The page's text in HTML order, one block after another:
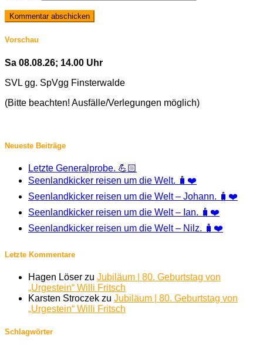
Vorschau
Sa 08.08.26; 14.00 Uhr
SVL gg. SpVgg Finsterwalde
(Bitte beachten! Ausfälle/Verlegungen möglich)
Neueste Beiträge
Letzte Generalprobe. 💪🏻
Seenlandkicker reisen um die Welt. 🧳❤️
Seenlandkicker reisen um die Welt – Johann. 🧳❤️
Seenlandkicker reisen um die Welt – Ian. 🧳❤️
Seenlandkicker reisen um die Welt – Nilz. 🧳❤️
Letzte Kommentare
Hagen Löser zu Jubiläum | 80. Geburtstag von
„Urgestein“ Willi Fritsch
Karsten Stroczek zu Jubiläum | 80. Geburtstag von
„Urgestein“ Willi Fritsch
Schlagwörter